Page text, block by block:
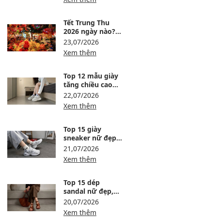
đáng mua
Tết Trung Thu
2026 ngày nào?
Ngày mấy dương
lịch và nên chuẩn
bị gì?
23,07/2026
Xem thêm
Top 12 mẫu giày
tăng chiều cao
nữ dễ phối, êm
chân đáng tham
khảo
22,07/2026
Xem thêm
Top 15 giày
sneaker nữ đẹp,
dễ phối và đáng
mua tại Maison
Online
21,07/2026
Xem thêm
Top 15 dép
sandal nữ đẹp,
dễ phối và đáng
mua tại Maison
20,07/2026
Xem thêm